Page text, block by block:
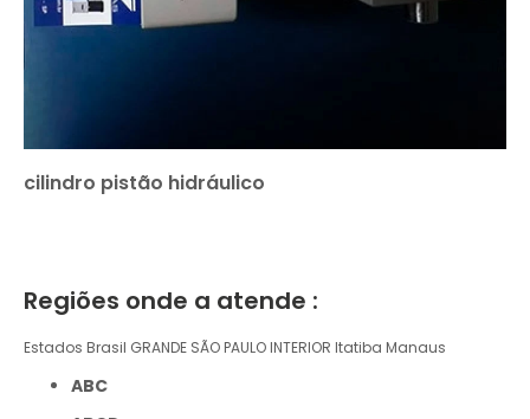
cilindro pistão hidráulico
Regiões onde a atende :
Estados Brasil GRANDE SÃO PAULO INTERIOR Itatiba Manaus
ABC